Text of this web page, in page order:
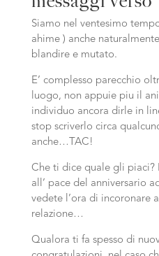
Siamo nel ventesimo
ahime ) anche
blandire e mutato.
E’ complesso parecchio
luogo, non appuie piu il
individuo ancora dirle in
stop scriverlo circa
anche…TAC!
Che ti dice quale gli piaci?
all’ pace del anniversario
vedete l’ora di incoronare
relazione…
Qualora ti fa spesso di